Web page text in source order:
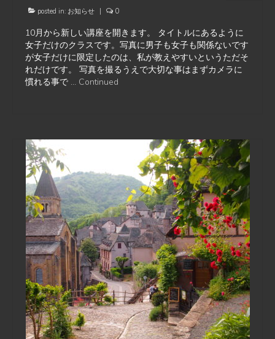
posted in: お知らせ 0
10月から新しい講座を開きます。 タイトルにあるように
女子だけのクラスです。写真に男子も女子も関係ないです
が女子だけに限定したのは、私が教えやすいというただそ
れだけです。 写真を撮るうえで大切な事はまずカメラに
慣れる事で … Continued